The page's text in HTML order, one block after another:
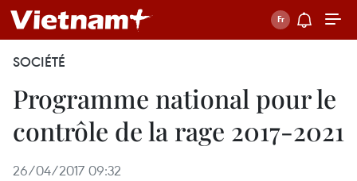
SOCIÉTÉ
Programme national pour le
contrôle de la rage 2017-2021
26/04/2017 09:32